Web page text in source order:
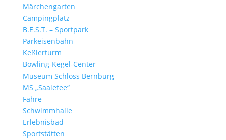
Märchengarten
Campingplatz
B.E.S.T. – Sportpark
Parkeisenbahn
Keßlerturm
Bowling-Kegel-Center
Museum Schloss Bernburg
MS „Saalefee“
Fähre
Schwimmhalle
Erlebnisbad
Sportstätten